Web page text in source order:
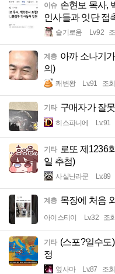
이슈 손현보 목사,
인사들과 잇단 접
슬기로움 Lv.92
계층 아까 소나기
의)
쾌변왕 Lv.91 조
기타 구매자가 잘
히스파니에 Lv.91
기타 로또 제1236
일 추첨)
사실난라쿤 Lv.89
계층 목장에 처음
아이스티이 Lv.32 조
기타 (스포?일수도
정
옆사마 Lv.87 조